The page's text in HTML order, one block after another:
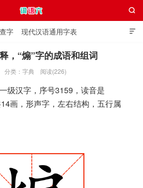

字 现代汉语通用字表
全 独体字大全 极简英语词典

，“煽”字的成语和组词
分类： 字典 阅读(226)
级汉字，序号3159，读音是
14画，形声字，左右结构，五行属